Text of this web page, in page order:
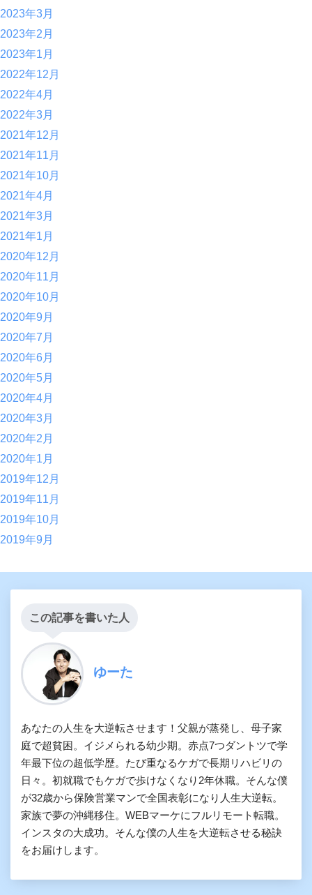
2023年3月
2023年2月
2023年1月
2022年12月
2022年4月
2022年3月
2021年12月
2021年11月
2021年10月
2021年4月
2021年3月
2021年1月
2020年12月
2020年11月
2020年10月
2020年9月
2020年7月
2020年6月
2020年5月
2020年4月
2020年3月
2020年2月
2020年1月
2019年12月
2019年11月
2019年10月
2019年9月
この記事を書いた人
ゆーた
あなたの人生を大逆転させます！父親が蒸発し、母子家
庭で超貧困。イジメられる幼少期。赤点7つダントツで学
年最下位の超低学歴。たび重なるケガで長期リハビリの
日々。初就職でもケガで歩けなくなり2年休職。そんな僕
が32歳から保険営業マンで全国表彰になり人生大逆転。
家族で夢の沖縄移住。WEBマーケにフルリモート転職。
インスタの大成功。そんな僕の人生を大逆転させる秘訣
をお届けします。